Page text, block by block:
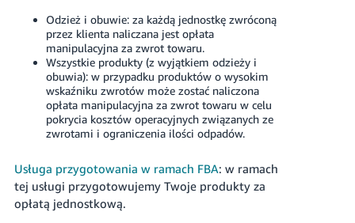
Odzież i obuwie: za każdą jednostkę zwróconą
przez klienta naliczana jest opłata
manipulacyjna za zwrot towaru.
Wszystkie produkty (z wyjątkiem odzieży i
obuwia): w przypadku produktów o wysokim
wskaźniku zwrotów może zostać naliczona
opłata manipulacyjna za zwrot towaru w celu
pokrycia kosztów operacyjnych związanych ze
zwrotami i ograniczenia ilości odpadów.
Usługa przygotowania w ramach FBA: w ramach
tej usługi przygotowujemy Twoje produkty za
opłatą jednostkową.